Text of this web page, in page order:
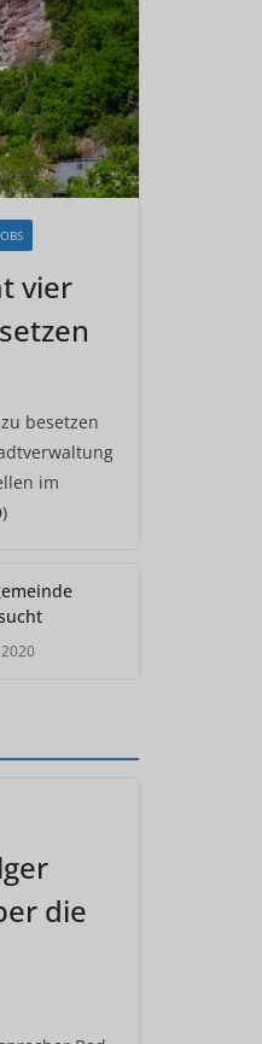
vier
besetzen
im
die